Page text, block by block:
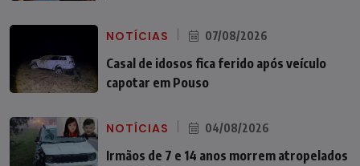
NOTÍCIAS 07/08/2026
Casal de idosos fica ferido após veículo
capotar em Pouso
NOTÍCIAS 04/08/2026
Irmãos de 7 e 14 anos morrem atropelados